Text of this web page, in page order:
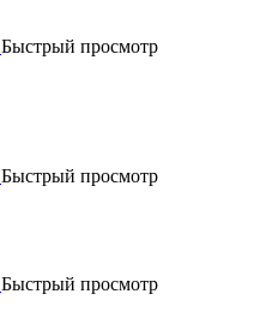
Быстрый просмотр
Быстрый просмотр
Быстрый просмотр